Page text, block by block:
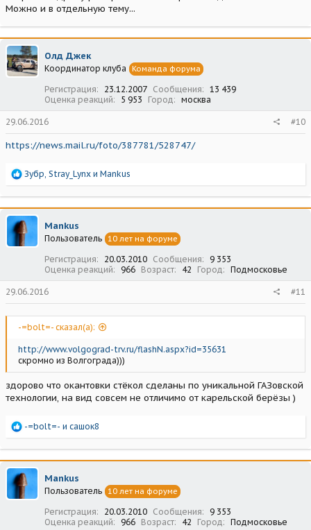
Можно и в отдельную тему...
Олд Джек
Координатор клуба Команда форума
Регистрация 23.12.2007 Сообщения
13 439
Оценка реакций
5 953 Город москва
29.06.2016 #10
https://news.mail.ru/foto/387781/528747/
Р
а
к
ц
и
и
Зубр Stray_Lynx и Mankus
Mankus
Пользователь 10 лет на форуме
Регистрация 20.03.2010 Сообщения
9 353
Оценка реакций
966 Возраст 42 Город Подмосковье
29.06.2016 #11
-=bolt=- сказал(а):
http://www.volgograd-trv.ru/flashN.aspx?id=35631
скромно из Волгограда)))
здорово что окантовки стёкол сделаны по уникальной ГАЗовской
технологии, на вид совсем не отличимо от карельской берёзы )
Р
а
к
ц
и
и
-=bolt=- и сашок8
Mankus
Пользователь 10 лет на форуме
Регистрация 20.03.2010 Сообщения
9 353
Оценка реакций
966 Возраст 42 Город Подмосковье